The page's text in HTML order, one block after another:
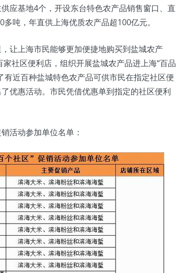
应基地4个，开设东台特色农产品销售窗口、直
吨，年直供上海优质农产品超100亿元。
让上海市民能够更加便捷地购买到盐城农产
社区便利店，组织开展盐城农产品进上海“百品
近百种盐城特色农产品可供市民在指定社区便
优惠活动。市民凭借优惠单到指定的社区便利
活动参加单位名单：